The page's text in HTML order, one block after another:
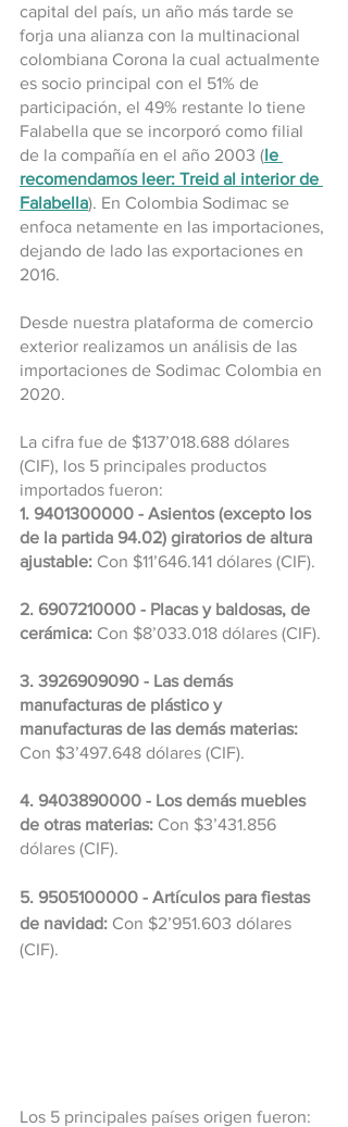
capital del país, un año más tarde se
forja una alianza con la multinacional
colombiana Corona la cual actualmente
es socio principal con el 51% de
participación, el 49% restante lo tiene
Falabella que se incorporó como filial
de la compañía en el año 2003 (le
recomendamos leer: Treid al interior de
Falabella). En Colombia Sodimac se
enfoca netamente en las importaciones,
dejando de lado las exportaciones en
2016.
Desde nuestra plataforma de comercio
exterior realizamos un análisis de las
importaciones de Sodimac Colombia en
2020.
La cifra fue de $137’018.688 dólares
(CIF), los 5 principales productos
importados fueron:
1. 9401300000 - Asientos (excepto los
de la partida 94.02) giratorios de altura
ajustable: Con $11’646.141 dólares (CIF).
2. 6907210000 - Placas y baldosas, de
cerámica: Con $8’033.018 dólares (CIF).
3. 3926909090 - Las demás
manufacturas de plástico y
manufacturas de las demás materias:
Con $3’497.648 dólares (CIF).
4. 9403890000 - Los demás muebles
de otras materias: Con $3’431.856
dólares (CIF).
5. 9505100000 - Artículos para fiestas
de navidad: Con $2’951.603 dólares
(CIF).
Los 5 principales países origen fueron: